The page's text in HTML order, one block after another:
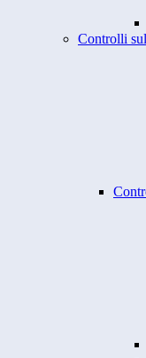
Controlli